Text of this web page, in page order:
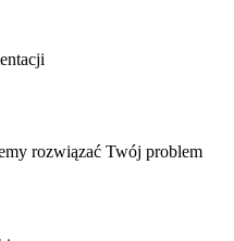
rozwiązać Twój problem